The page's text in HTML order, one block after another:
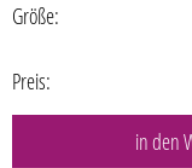
Größe:
Preis: